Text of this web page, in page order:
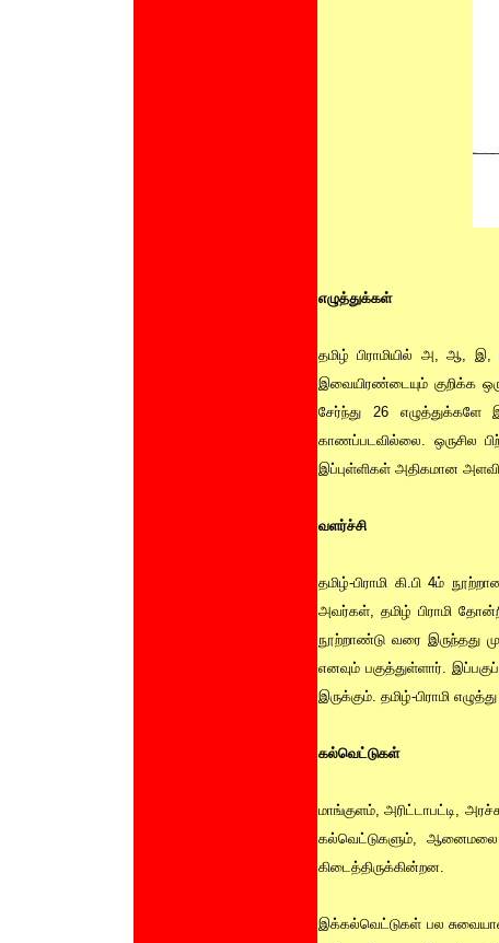
எழுத்துக்கள்
தமிழ் பிராமியில் அ, ஆ,
இவையிரண்டையும் குறிக்க
சேர்ந்து 26 எழுத்துக்களே
காணப்படவில்லை. ஒருசில
இப்புள்ளிகள் அதிகமான
வளர்ச்சி
தமிழ்-பிராமி கி.பி 4ம்
அவர்கள், தமிழ் பிராமி
நூற்றாண்டு வரை இருந்தது
எனவும் பகுத்துள்ளார்.
இருக்கும். தமிழ்-பிராமி
கல்வெட்டுகள்
மாங்குளம், அரிட்டாபட்டி,
கல்வெட்டுகளும், ஆனைமலை,
கிடைத்திருக்கின்றன.
இக்கல்வெட்டுகள் பல